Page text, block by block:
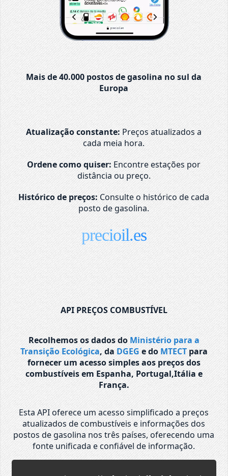
Mais de 40.000 postos de gasolina no sul da
Europa
Atualização constante: Preços atualizados a
cada meia hora.
Ordene como quiser: Encontre estações por
distância ou preço.
Histórico de preços: Consulte o histórico de cada
posto de gasolina.
precioil.es
API PREÇOS COMBUSTÍVEL
Recolhemos os dados do Ministério para a
Transição Ecológica, da DGEG e do MTECTpara
fornecer um acesso simples aos preços dos
combustíveis em Espanha, Portugal,Itália e
França.
Esta API oferece um acesso simplificado a preços
atualizados de combustíveis e informações dos
postos de gasolina nos três países, oferecendo uma
fonte unificada e confiável de informação.